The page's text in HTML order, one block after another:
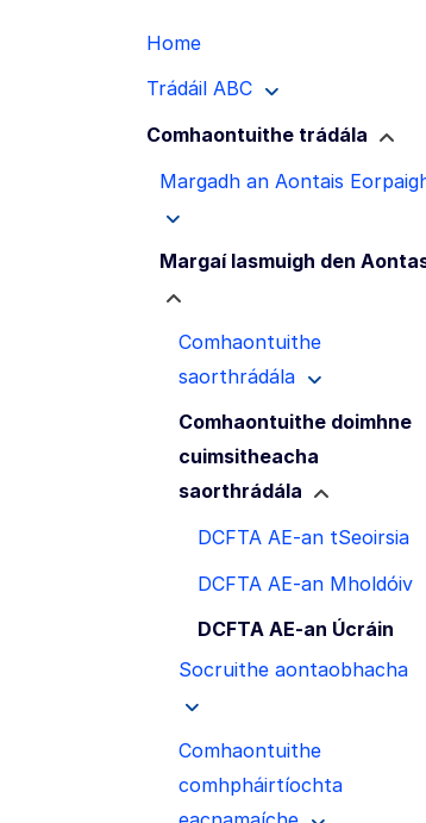
Home
Trádáil ABC
Comhaontuithe trádála
Margadh an Aontais
Margaí lasmuigh den
Comhaontuithe
saorthrádála
Comhaontuithe doimhne
cuimsitheacha
saorthrádála
DCFTA AE-an tSeoirsia
DCFTA AE-an Mholdóiv
DCFTA AE-an Úcráin
Socruithe aontaobhacha
Comhaontuithe
comhpháirtíochta